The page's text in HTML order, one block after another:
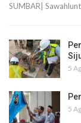
SUMBAR|
5
5